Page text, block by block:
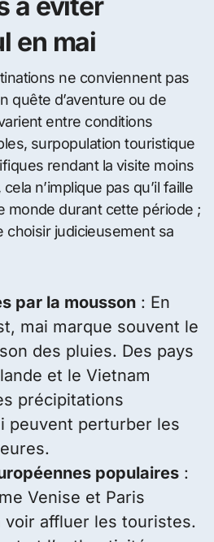
en mai
ne conviennent pas
quête d’aventure ou de
entre conditions
surpopulation touristique
rendant la visite moins
n’implique pas qu’il faille
monde durant cette période ;
choisir judicieusement sa
par la mousson : En
mai marque souvent le
des pluies. Des pays
et le Vietnam
précipitations
peuvent perturber les
populaires :
Venise et Paris
voir affluer les touristes.